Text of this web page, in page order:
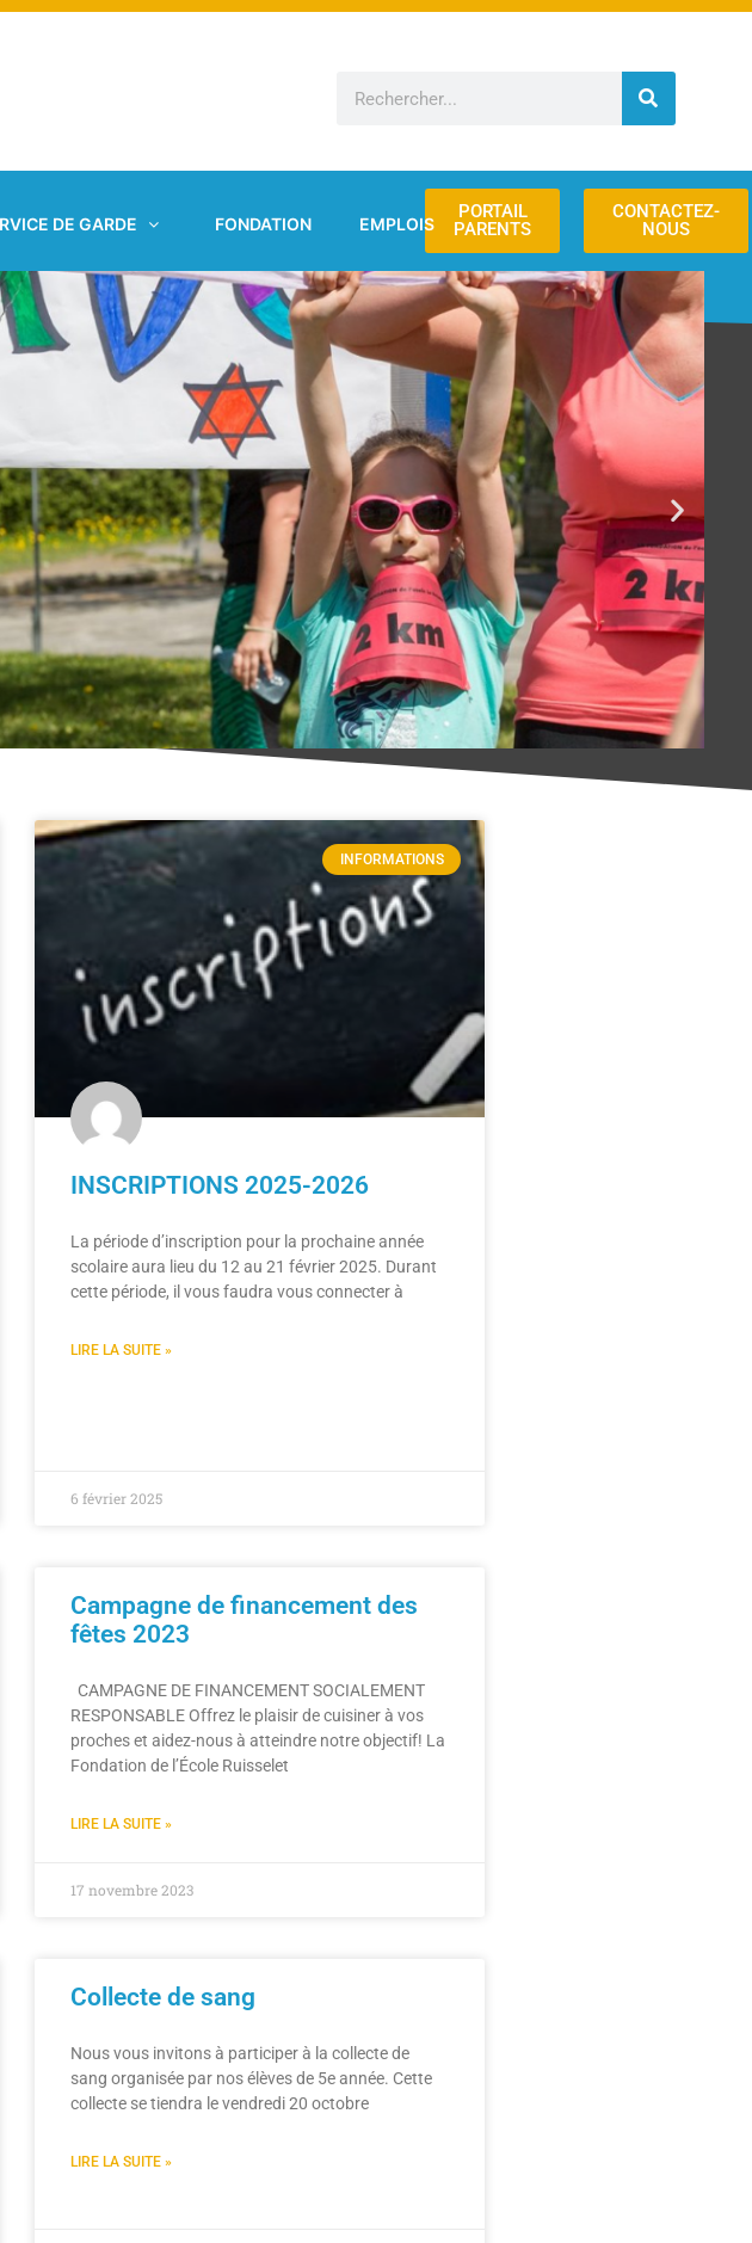
DE GARDE FONDATION EMPLOIS
PORTAIL
PARENTS
CONTACTEZ-
NOUS
INFORMATIONS
INSCRIPTIONS 2025-2026
La période d’inscription pour la prochaine année
scolaire aura lieu du 12 au 21 février 2025. Durant
cette période, il vous faudra vous connecter à
LIRE LA SUITE »
6 février 2025
Campagne de financement des
fêtes 2023
CAMPAGNE DE FINANCEMENT SOCIALEMENT
RESPONSABLE Offrez le plaisir de cuisiner à vos
proches et aidez-nous à atteindre notre objectif! La
Fondation de l’École Ruisselet
LIRE LA SUITE »
17 novembre 2023
Collecte de sang
Nous vous invitons à participer à la collecte de
sang organisée par nos élèves de 5e année. Cette
collecte se tiendra le vendredi 20 octobre
LIRE LA SUITE »
PagePage